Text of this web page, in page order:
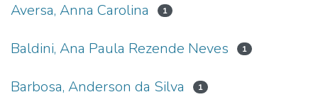
Aversa, Anna Carolina 1
Baldini, Ana Paula Rezende Neves 1
Barbosa, Anderson da Silva 1